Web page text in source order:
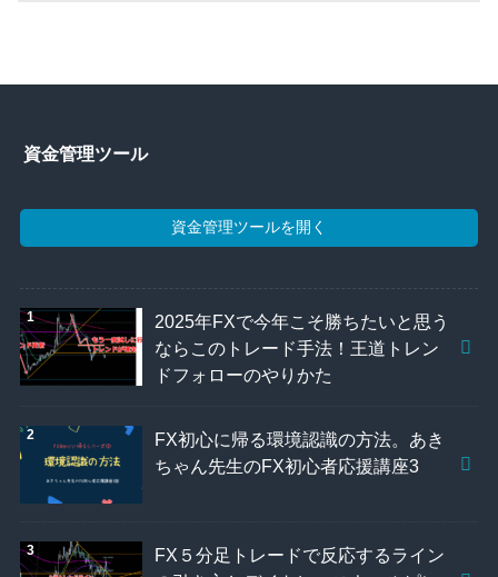
資金管理ツール
資金管理ツールを開く
2025年FXで今年こそ勝ちたいと思う
ならこのトレード手法！王道トレン
ドフォローのやりかた
FX初心に帰る環境認識の方法。あき
ちゃん先生のFX初心者応援講座3
FX５分足トレードで反応するライン